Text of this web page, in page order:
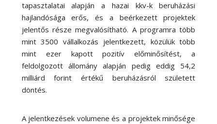
tapasztalatai alapján a hazai kkv-k beruházási
hajlandósága erős, és a beérkezett projektek
jelentős része megvalósítható. A programra több
mint 3500 vállalkozás jelentkezett, közülük több
mint ezer kapott pozitív előminősítést, a
feldolgozott állomány alapján pedig eddig 54,2
milliárd forint értékű beruházásról született
döntés.
A jelentkezések volumene és a projektek minősége